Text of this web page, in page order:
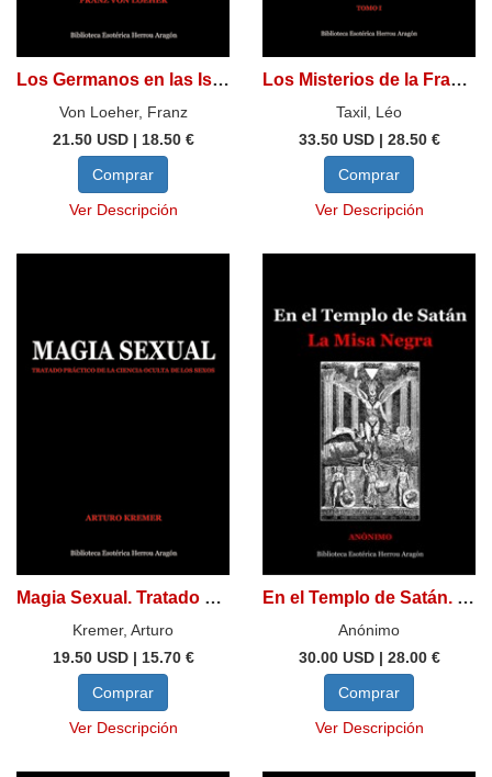
Los Germanos en las Islas Canarias
Von Loeher, Franz
21.50 USD | 18.50 €
Comprar
Ver Descripción
Los Misterios de la Francmasonería. Tomo I
Taxil, Léo
33.50 USD | 28.50 €
Comprar
Ver Descripción
Magia Sexual. Tratado práctico de la ciencia oculta de los sexos
Kremer, Arturo
19.50 USD | 15.70 €
Comprar
Ver Descripción
En el Templo de Satán. La Misa Negra
Anónimo
30.00 USD | 28.00 €
Comprar
Ver Descripción